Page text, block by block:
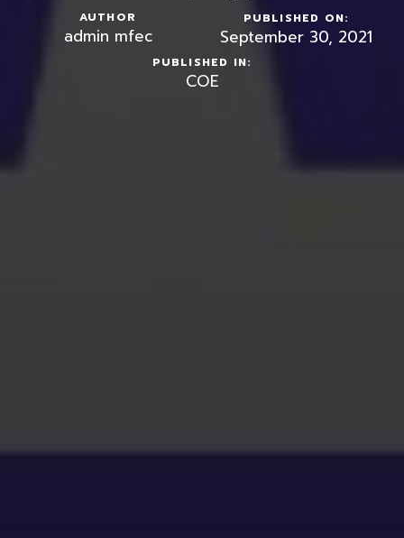
AUTHOR
admin mfec
PUBLISHED ON:
September 30, 2021
PUBLISHED IN:
COE